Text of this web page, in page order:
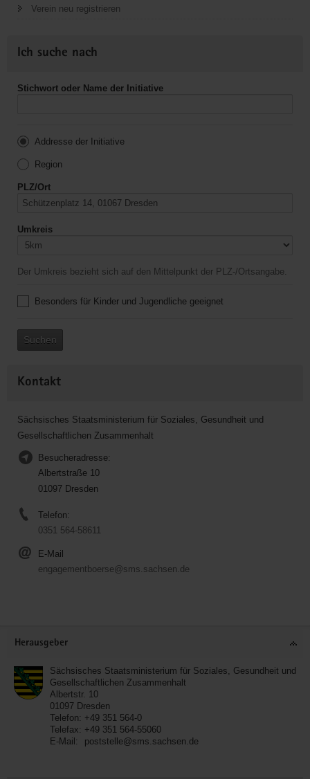
Verein neu registrieren
Ich suche nach
Stichwort oder Name der Initiative
Addresse der Initiative
Region
PLZ/Ort
Umkreis
Der Umkreis bezieht sich auf den Mittelpunkt der PLZ-/Ortsangabe.
Besonders für Kinder und Jugendliche geeignet
Suchen
Kontakt
Sächsisches Staatsministerium für Soziales, Gesundheit und
Gesellschaftlichen Zusammenhalt
Besucheradresse:
Albertstraße 10
01097 Dresden
Telefon:
0351 564-58611
E-Mail
engagementboerse@sms.sachsen.de
Herausgeber
Sächsisches Staatsministerium für Soziales, Gesundheit und
Gesellschaftlichen Zusammenhalt
Albertstr. 10
01097 Dresden
Telefon: +49 351 564-0
Telefax: +49 351 564-55060
E-Mail:
poststelle@sms.sachsen.de